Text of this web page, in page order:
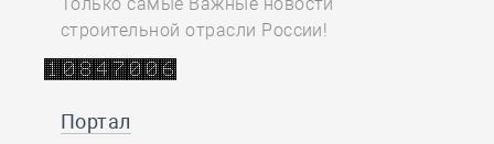
строительной отрасли России!
Портал